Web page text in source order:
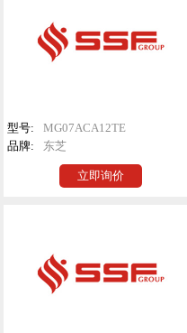
型号:
MG07ACA12TE
品牌:
东芝
立即询价